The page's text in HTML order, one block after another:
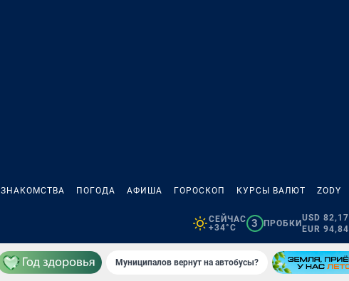
ЗНАКОМСТВА ПОГОДА АФИША ГОРОСКОП КУРСЫ ВАЛЮТ ZODY
СЕЙЧАС
+34°C
3 ПРОБКИ
USD 82,17
EUR 94,84
Муниципалов вернут на автобусы?